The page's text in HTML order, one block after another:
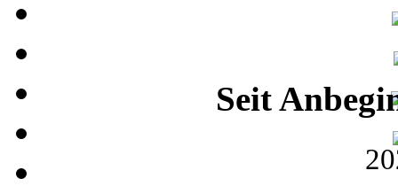
Seit